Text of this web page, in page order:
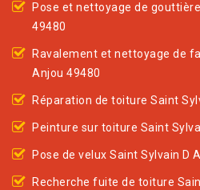
Pose et nettoyage de
49480
Ravalement et nettoyage de
Anjou 49480
Réparation de toiture Saint
Peinture sur toiture Saint
Pose de velux Saint Sylvain D
Recherche fuite de toiture